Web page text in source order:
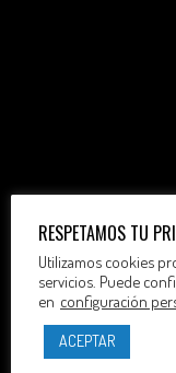
RESPETAMOS TU
Utilizamos cookies
servicios. Puede
en configuración
ACEPTAR